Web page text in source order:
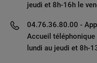
jeudi et 8h-16h le
04.76.36.80.00 -
Accueil
lundi au jeudi et 8h-